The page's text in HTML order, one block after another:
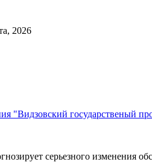
2026
"Видзовский государственый
серьезного изменения